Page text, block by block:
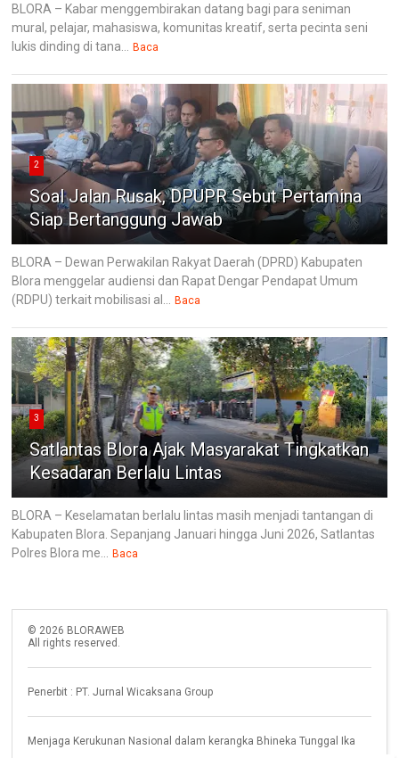
BLORA – Kabar menggembirakan datang bagi para seniman
mural, pelajar, mahasiswa, komunitas kreatif, serta pecinta seni
lukis dinding di tana...
Baca
2
Soal Jalan Rusak, DPUPR Sebut Pertamina
Siap Bertanggung Jawab
BLORA – Dewan Perwakilan Rakyat Daerah (DPRD) Kabupaten
Blora menggelar audiensi dan Rapat Dengar Pendapat Umum
(RDPU) terkait mobilisasi al...
Baca
3
Satlantas Blora Ajak Masyarakat Tingkatkan
Kesadaran Berlalu Lintas
BLORA – Keselamatan berlalu lintas masih menjadi tantangan di
Kabupaten Blora. Sepanjang Januari hingga Juni 2026, Satlantas
Polres Blora me...
Baca
© 2026 BLORAWEB
All rights reserved.
Penerbit : PT. Jurnal Wicaksana Group
Menjaga Kerukunan Nasional dalam kerangka Bhineka Tunggal Ika